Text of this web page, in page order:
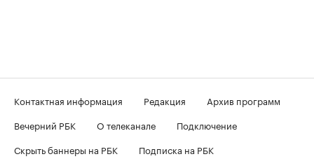
Контактная информация Редакция
Архив программ
Вечерний РБК
О телеканале
Подключение
Скрыть баннеры на РБК
Подписка на РБК